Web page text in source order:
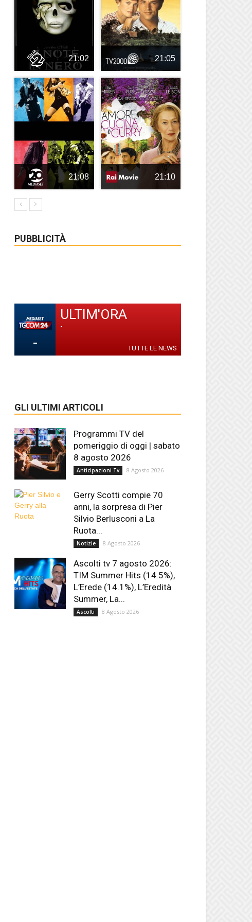
21:02 21:05
21:08 21:10
PUBBLICITÀ
-
ULTIM'ORA
-
TUTTE LE NEWS
GLI ULTIMI ARTICOLI
Programmi TV del
pomeriggio di oggi | sabato
8 agosto 2026
Anticipazioni Tv 8 Agosto 2026
Gerry Scotti compie 70
anni, la sorpresa di Pier
Silvio Berlusconi a La
Ruota...
Notizie 8 Agosto 2026
Ascolti tv 7 agosto 2026:
TIM Summer Hits (14.5%),
L’Erede (14.1%), L’Eredità
Summer, La...
Ascolti 8 Agosto 2026